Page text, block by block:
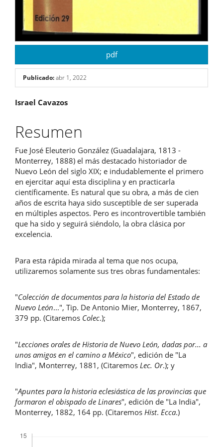
pdf
Publicado:abr 1, 2022
Contenido
principal
del
artículo
Israel Cavazos
Resumen
Fue José Eleuterio González (Guadalajara, 1813 -
Monterrey, 1888) el más destacado historiador de
Nuevo León del siglo XIX; e indudablemente el primero
en ejercitar aquí esta disciplina y en practicarla
científicamente. Es natural que su obra, a más de cien
años de escrita haya sido susceptible de ser superada
en múltiples aspectos. Pero es incontrovertible también
que ha sido y seguirá siéndolo, la obra clásica por
excelencia.
Para esta rápida mirada al tema que nos ocupa,
utilizaremos solamente sus tres obras fundamentales:
"Colección de documentos para la historia del Estado de
Nuevo León...", Tip. De Antonio Mier, Monterrey, 1867,
379 pp. (Citaremos Colec.);
"Lecciones orales de Historia de Nuevo León, dadas por... a
unos amigos en el camino a México", edición de "La
India", Monterrey, 1881, (Citaremos Lec. Or.); y
"Apuntes para la historia eclesiástica de las provincias que
formaron el obispado de Linares", edición de "La India",
Monterrey, 1882, 164 pp. (Citaremos Hist. Ecca.)